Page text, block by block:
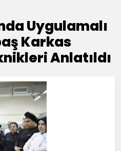
Uygulamalı
Karkas
Anlatıldı